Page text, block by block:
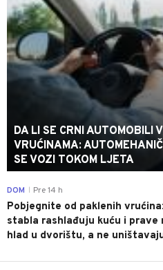
DA LI SE CRNI AUTOMOBILI
VRUĆINAMA:
SE VOZI TOKOM LJETA
DOM Pre 14 h
Pobjegnite od paklenih
stabla rashlađuju kuću i prave
hlad u dvorištu, a ne